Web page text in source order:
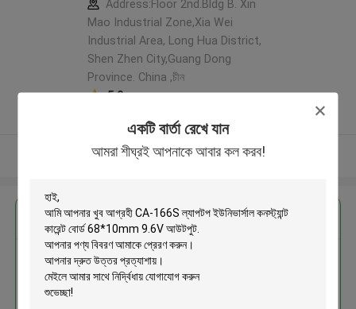
একটি বার্তা রেখে যান
আমরা শীঘ্রই আপনাকে আবার কল করব!
Address:Floor 2nd.Bldg B. Xin
Mao Industrial Zone,Xia Wei
Industrial Area, Long Hua District,
Shen Zhen City,Guang Dong
Province. China ,চীন
5.0
আরো দেখুন
এর সেরা মূল্য পান
CA-166S ল্যাপটপ ইউনিভার্সাল কনস্ট্যান্ট
কারেন্ট বোর্ড 68*10mm 9.6V আউটপুট